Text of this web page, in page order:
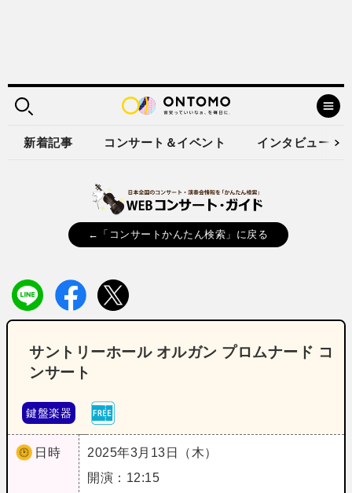
新着記事 コンサート＆イベント インタビュー
←「コンサートかんたん検索」に戻る
サントリーホール オルガン プロムナード コ
ンサート
鍵盤楽器
日時
2025年3月13日（木）
開演：12:15